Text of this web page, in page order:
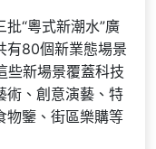
“粵式新潮水”廣
有80個新業態場景
些新場景覆蓋科技
術、創意演藝、特
物鑒、街區樂購等